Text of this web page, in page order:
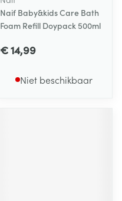
Naif Baby&kids Care Bath
Foam Refill Doypack 500ml
€ 14,99
Niet beschikbaar